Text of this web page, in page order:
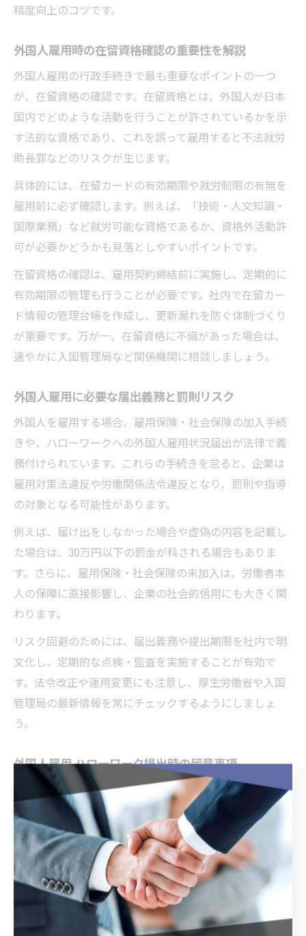
精度向上のコツです。
外国人雇用時の在留資格確認の重要性を解説
外国人雇用の行政手続きで最も重要なポイントの一つ
が、在留資格の確認です。在留資格とは、外国人が日本
国内でどのような活動を行うことが許されているかを示
す法的な資格であり、これを誤って雇用すると不法就労
助長罪などのリスクが生じます。
具体的には、在留カードの有効期限や就労制限の有無を
雇用前に必ず確認します。例えば、「技術・人文知識・
国際業務」など就労可能な資格であるか、資格外活動許
可が必要かどうかも見落としやすいポイントです。
在留資格の確認は、雇用契約締結前に実施し、定期的に
有効期限の管理も行うことが必要です。社内で在留カー
ド情報の管理台帳を作成し、更新漏れを防ぐ体制づくり
が重要です。万が一、在留資格に不備があった場合は、
速やかに入国管理局など関係機関に相談しましょう。
外国人雇用に必要な届出義務と罰則リスク
外国人を雇用する場合、雇用保険・社会保険の加入手続
きや、ハローワークへの外国人雇用状況届出が法律で義
務付けられています。これらの手続きを怠ると、企業は
雇用対策法違反や労働関係法令違反となり、罰則や指導
の対象となる可能性があります。
例えば、届け出をしなかった場合や虚偽の内容を記載し
た場合は、30万円以下の罰金が科される場合もありま
す。さらに、雇用保険・社会保険の未加入は、労働者本
人の保障に直接影響し、企業の社会的信用にも大きく関
わります。
リスク回避のためには、届出義務や提出期限を社内で明
文化し、定期的な点検・監査を実施することが有効で
す。法令改正や運用変更にも注意し、厚生労働省や入国
管理局の最新情報を常にチェックするようにしましょ
う。
外国人雇用 ハローワーク提出時の留意事項
外国人雇用に関する届出や手続きは、ハローワークでの
提出が中心となります。提出時には、外国人雇用状況届
出書だけでなく、在留カードの写しや雇用契約書など、
必要書類を揃えて窓口に持参することが求められます。
注意点として、届出書の記載内容と実際の雇用条件が一
致しているかを事前に確認し、提出期限（雇用・離職か
ら14日以内）を厳守することが重要です。特に、外国人